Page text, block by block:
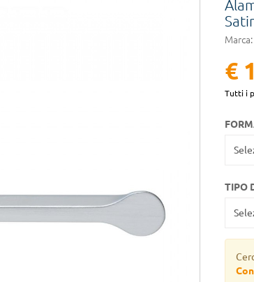
Marca:
€
Tutti i
TIPO